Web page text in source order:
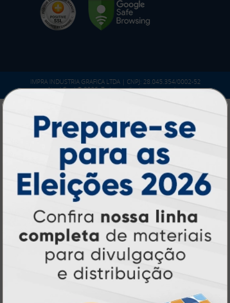
IMPRA INDUSTRIA GRAFICA LTDA | CNPJ: 28.045.354/0002-52
Atual Card © 2026. Todos os direitos reservados.
Atual Card: A Gráfica Pioneira em
Personalização Online
Atual Card é referência em impressão
gráfica online no Brasil
ampla variedade de produtos e soluções para
atender profissionais autônomos, empresas e
revendedores gráficos
quase três
décadas de experiência
, somos pioneiros no
segmento de
impressão sob demanda,
investindo continuamente em
tecnologia,
inovação e personalizaçãopara entregar
qualidade, agilidade e a melhor
experiência
aos nossos clientes.
Pioneirismo e Inovação em